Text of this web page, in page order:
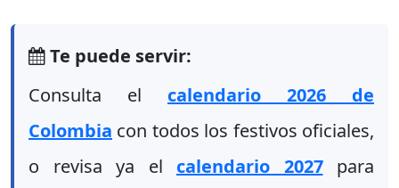
Te puede servir:
Consulta el calendario 2026 de
Colombia con todos los festivos oficiales,
o revisa ya el calendario 2027para